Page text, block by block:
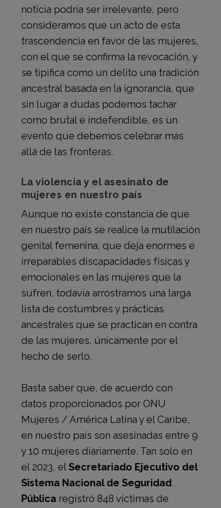
noticia podría ser irrelevante, pero
consideramos que un acto de esta
trascendencia en favor de las mujeres,
con el que se confirma la revocación, y
se tipifica como un delito una tradición
ancestral basada en la ignorancia, que
sin lugar a dudas podemos tachar
como brutal e indefendible, es un
evento que debemos celebrar más
allá de las fronteras.
La violencia y el asesinato de
mujeres en nuestro país
Aunque no existe constancia de que
en nuestro país se realice la mutilación
genital femenina, que deja enormes e
irreparables discapacidades físicas y
emocionales en las mujeres que la
sufren, todavía arrostramos una larga
lista de costumbres y prácticas
ancestrales que se practican en contra
de las mujeres, únicamente por el
hecho de serlo.
Basta saber que, de acuerdo con
datos proporcionados por ONU
Mujeres / América Latina y el Caribe,
en nuestro país son asesinadas entre 9
y 10 mujeres diariamente. Tan solo en
el 2023, elSecretariado Ejecutivo del
Sistema Nacional de Seguridad
Públicaregistró 848 víctimas de